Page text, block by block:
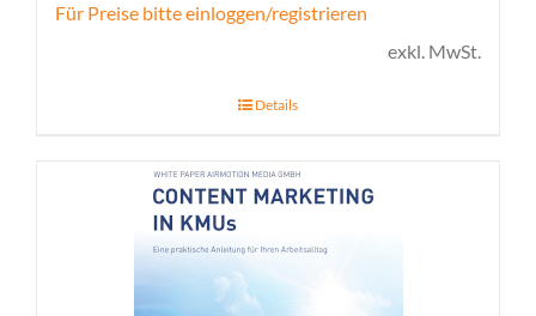
Für Preise bitte einloggen/registrieren
exkl. MwSt.
Details